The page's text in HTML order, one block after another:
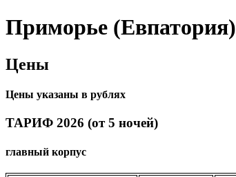
Приморье (Евпатория)
Цены
Цены указаны в рублях
ТАРИФ 2026 (от 5 ночей)
главный корпус